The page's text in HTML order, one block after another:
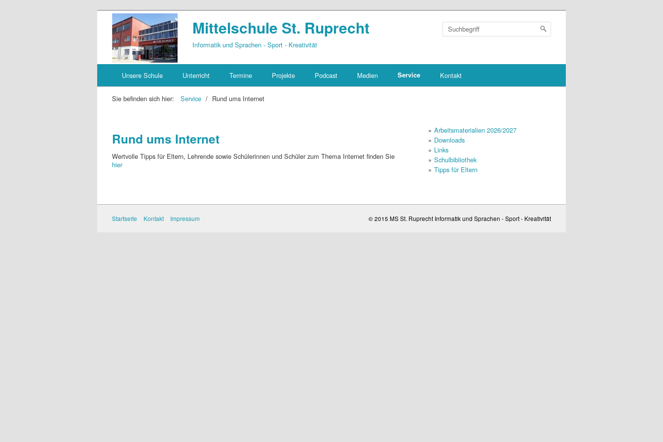
Mittelschule St. Ruprecht
Informatik und Sprachen - Sport - Kreativität
Unsere Schule Unterricht Termine Projekte Podcast Medien Service Kontakt
Sie befinden sich hier: Service / Rund ums Internet
Rund ums Internet
Wertvolle Tipps für Eltern, Lehrende sowie Schülerinnen und Schüler zum Thema Internet finden Sie
hier
Arbeitsmaterialien 2026/2027
Downloads
Links
Schulbibliothek
Tipps für Eltern
Startseite Kontakt Impressum © 2015 MS St. Ruprecht Informatik und Sprachen - Sport - Kreativität